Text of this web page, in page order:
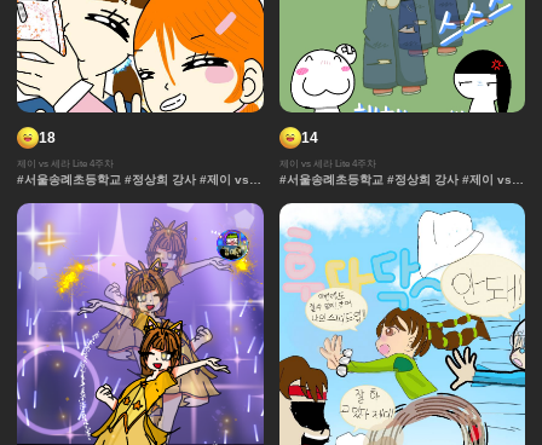
18
제이 vs 세라 Lite 4주차
#서울송례초등학교 #정상희 강사 #제이 vs
#컷만화 #데포르메 #훈련 #보석 #창작 디자
인 #체육 #제이 #대결 #댄스
14
제이 vs 세라 Lite 4주차
#서울송례초등학교 #정상희 강사 #제이 vs
#컷만화 #데포르메 #훈련 #보석 #창작 디자
인 #체육 #제이 #대결 #댄스